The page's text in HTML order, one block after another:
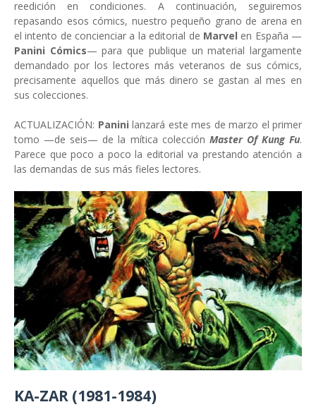
reedición en condiciones. A continuación, seguiremos
repasando esos cómics, nuestro pequeño grano de arena en
el intento de concienciar a la editorial de Marvel en España —
Panini Cómics— para que publique un material largamente
demandado por los lectores más veteranos de sus cómics,
precisamente aquellos que más dinero se gastan al mes en
sus colecciones.
ACTUALIZACIÓN: Panini lanzará este mes de marzo el primer
tomo —de seis— de la mítica colección Master Of Kung Fu.
Parece que poco a poco la editorial va prestando atención a
las demandas de sus más fieles lectores.
KA-ZAR (1981-1984)